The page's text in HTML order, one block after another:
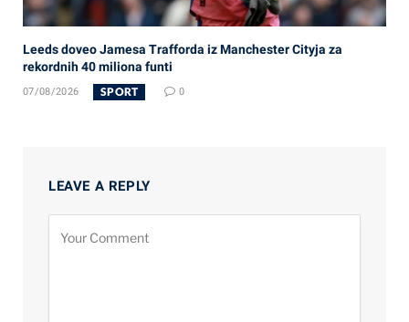
Leeds doveo Jamesa Trafforda iz Manchester Cityja za
rekordnih 40 miliona funti
07/08/2026 SPORT 0
LEAVE A REPLY